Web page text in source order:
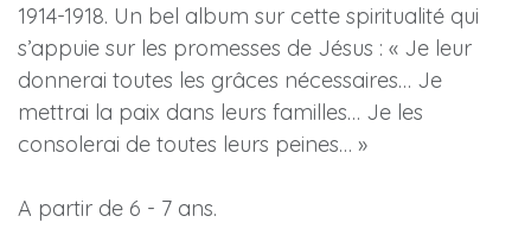
1914-1918. Un bel album sur cette spiritualité qui
s’appuie sur les promesses de Jésus : « Je leur
donnerai toutes les grâces nécessaires… Je
mettrai la paix dans leurs familles… Je les
consolerai de toutes leurs peines… »
A partir de 6 - 7 ans.